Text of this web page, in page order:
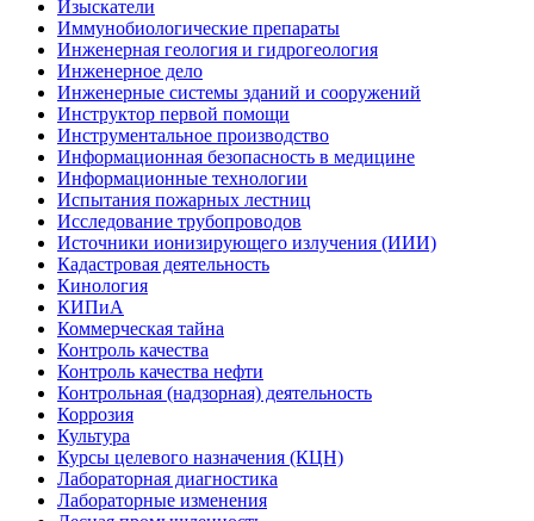
Изыскатели
Иммунобиологические препараты
Инженерная геология и гидрогеология
Инженерное дело
Инженерные системы зданий и сооружений
Инструктор первой помощи
Инструментальное производство
Информационная безопасность в медицине
Информационные технологии
Испытания пожарных лестниц
Исследование трубопроводов
Источники ионизирующего излучения (ИИИ)
Кадастровая деятельность
Кинология
КИПиА
Коммерческая тайна
Контроль качества
Контроль качества нефти
Контрольная (надзорная) деятельность
Коррозия
Культура
Курсы целевого назначения (КЦН)
Лабораторная диагностика
Лабораторные изменения